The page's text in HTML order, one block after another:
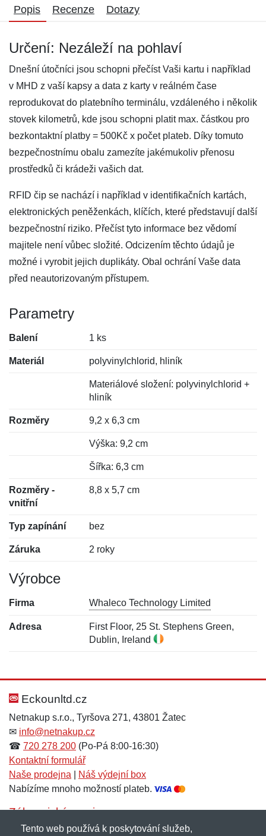
Popis Recenze Dotazy
Určení: Nezáleží na pohlaví
Dnešní útočníci jsou schopni přečíst Vaši kartu i například
v MHD z vaší kapsy a data z karty v reálném čase
reprodukovat do platebního terminálu, vzdáleného i několik
stovek kilometrů, kde jsou schopni platit max. částkou pro
bezkontaktní platby = 500Kč x počet plateb. Díky tomuto
bezpečnostnímu obalu zamezíte jakémukoliv přenosu
prostředků či krádeži vašich dat.
RFID čip se nachází i například v identifikačních kartách,
elektronických peněženkách, klíčích, které představují další
bezpečnostní riziko. Přečíst tyto informace bez vědomí
majitele není vůbec složité. Odcizením těchto údajů je
možné i vyrobit jejich duplikáty. Obal ochrání Vaše data
před neautorizovaným přístupem.
Parametry
Balení 1 ks
Materiál polyvinylchlorid, hliník
Materiálové složení: polyvinylchlorid +
hliník
Rozměry 9,2 x 6,3 cm
Výška: 9,2 cm
Šířka: 6,3 cm
Rozměry -
vnitřní
8,8 x 5,7 cm
Typ zapínání bez
Záruka 2 roky
Výrobce
Firma Whaleco Technology Limited
Adresa
First Floor, 25 St. Stephens Green,
Dublin, Ireland
Hodnocení:
Jméno: *
Jméno:
E-mail:*
Eckounltd.cz
Netnakup s.r.o., Tyršova 271, 43801 Žatec
✉ info@netnakup.cz
☎ 720 278 200 (Po-Pá 8:00-16:30)
Kontaktní formulář
Naše prodejna
Náš výdejní box
Nabízíme mnoho možností plateb.
Zákaznický servis
Novinky emailem
Tento web používá k poskytování služeb,